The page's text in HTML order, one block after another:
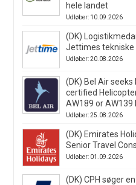
hele landet
Udløber: 10.09.2026
(DK)
Jettimes tekniske
Udløber: 20.08.2026
(DK) Bel Air seeks
certified
AW189 or AW139
Udløber: 25.08.2026
(DK) Emirates
Senior Travel
Udløber: 01.09.2026
(DK) CPH søger